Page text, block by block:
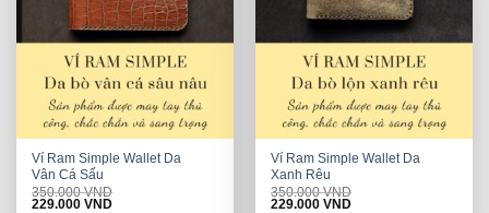
Ví Ram Simple Wallet Da
Vân Cá Sấu
350.000VND
Original
229.000VNDCurrent
Ví Ram Simple Wallet Da
Xanh Rêu
350.000VND
Original
229.000VNDCurrent